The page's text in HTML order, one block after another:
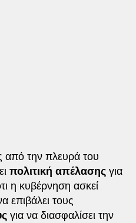
από την πλευρά του
πολιτική απέλασης για
η κυβέρνηση ασκεί
επιβάλει τους
για να διασφαλίσει την